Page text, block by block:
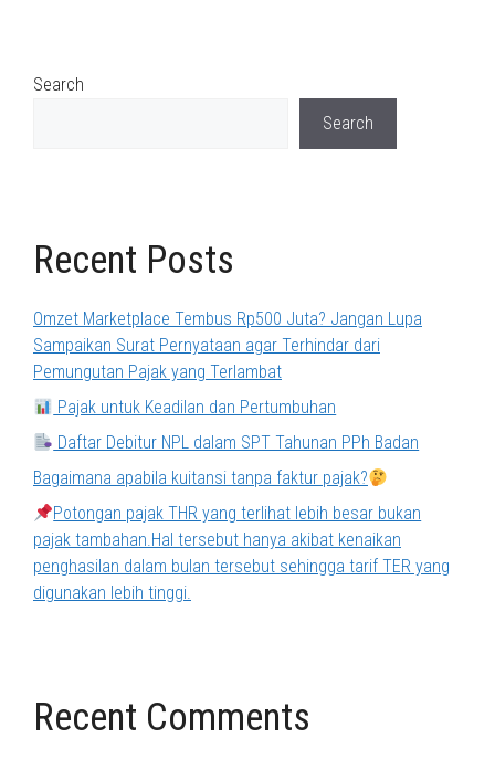
Search
Search
Recent Posts
Omzet Marketplace Tembus Rp500 Juta? Jangan Lupa
Sampaikan Surat Pernyataan agar Terhindar dari
Pemungutan Pajak yang Terlambat
Pajak untuk Keadilan dan Pertumbuhan
Daftar Debitur NPL dalam SPT Tahunan PPh Badan
Bagaimana apabila kuitansi tanpa faktur pajak?
Potongan pajak THR yang terlihat lebih besar bukan
pajak tambahan.Hal tersebut hanya akibat kenaikan
penghasilan dalam bulan tersebut sehingga tarif TER yang
digunakan lebih tinggi.
Recent Comments